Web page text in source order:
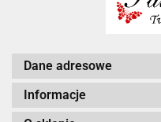
Dane adresowe
Informacje